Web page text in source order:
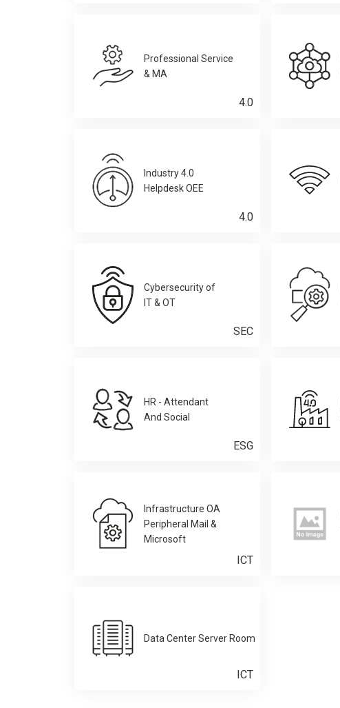
Professional Service
& MA
4.0
Industry 4.0
Helpdesk OEE
4.0
Cybersecurity of
IT & OT
SEC
HR - Attendant
And Social
ESG
Infrastructure OA
Peripheral Mail &
Microsoft
ICT
Data Center Server Room
ICT